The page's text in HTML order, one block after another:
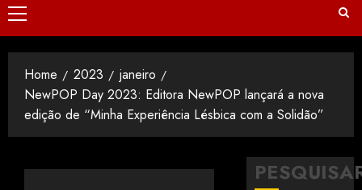
Home 2023
janeiro
NewPOP Day 2023: Editora NewPOP lançará a nova
edição de “Minha Experiência Lésbica com a Solidão”